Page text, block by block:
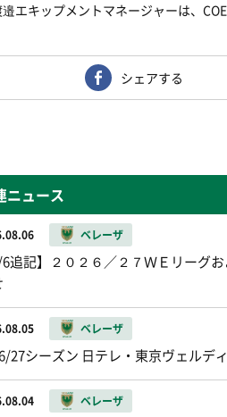
エキップメントマネージャーは、
シェアする
ニュース
ベレーザ
6追記】２０２６／２７ＷＥリーグ
ベレーザ
27シーズン 日テレ・東京ヴェルデ
ベレーザ